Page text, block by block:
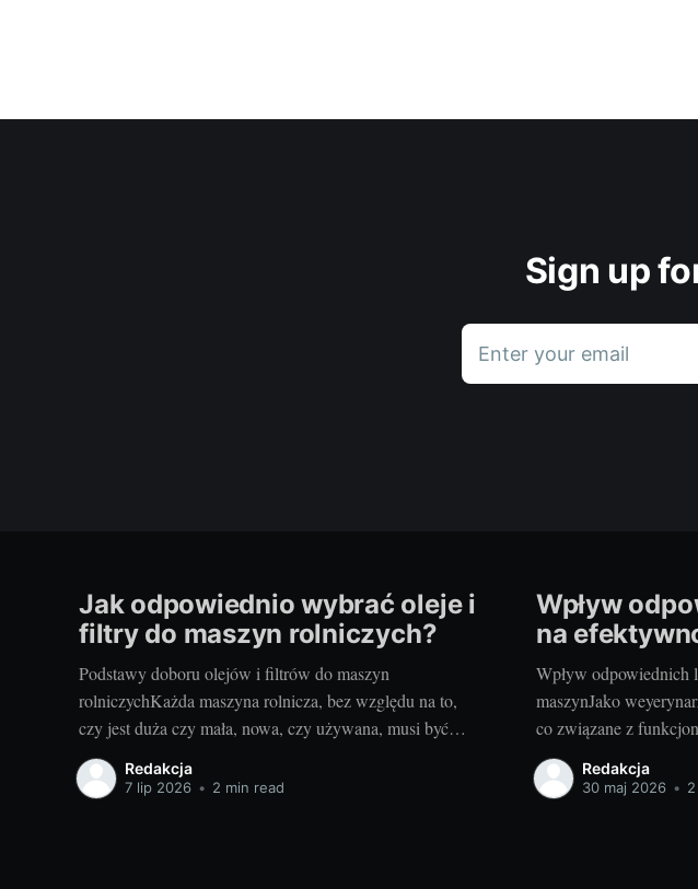
Sign up
Enter your email
Jak odpowiednio wybrać oleje i
filtry do maszyn rolniczych?
Podstawy doboru olejów i filtrów do maszyn
rolniczychKażda maszyna rolnicza, bez względu na to,
czy jest duża czy mała, nowa, czy używana, musi być
odpowiednio serwisowana i konserwowana. Jednym z
kluczowych elementów takiego serwisu jak i codziennej
Redakcja
7 lip 2026 • 2 min read
Wpływ
na
Wpływ odpowiednich
maszynJako
co związane z
potrzebami, często
właściwy dobór
Redakcja
30 maj 2026 •